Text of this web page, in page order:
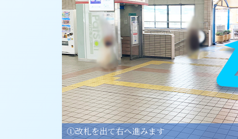
➀改札を出て右へ進みます
②右へ曲がります